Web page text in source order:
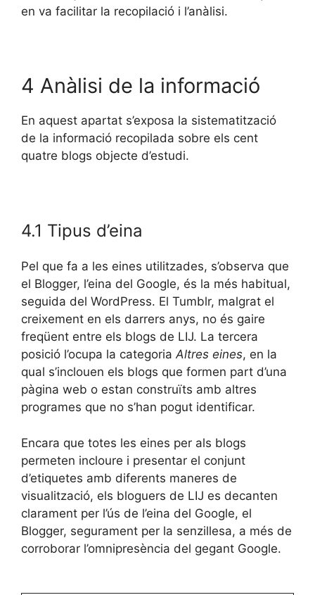
en va facilitar la recopilació i l’anàlisi.
4 Anàlisi de la informació
En aquest apartat s’exposa la sistematització
de la informació recopilada sobre els cent
quatre blogs objecte d’estudi.
4.1 Tipus d’eina
Pel que fa a les eines utilitzades, s’observa que
el Blogger, l’eina del Google, és la més habitual,
seguida del WordPress. El Tumblr, malgrat el
creixement en els darrers anys, no és gaire
freqüent entre els blogs de LIJ. La tercera
posició l’ocupa la categoriaAltres eines, en la
qual s’inclouen els blogs que formen part d’una
pàgina web o estan construïts amb altres
programes que no s’han pogut identificar.
Encara que totes les eines per als blogs
permeten incloure i presentar el conjunt
d’etiquetes amb diferents maneres de
visualització, els bloguers de LIJ es decanten
clarament per l’ús de l’eina del Google, el
Blogger, segurament per la senzillesa, a més de
corroborar l’omnipresència del gegant Google.